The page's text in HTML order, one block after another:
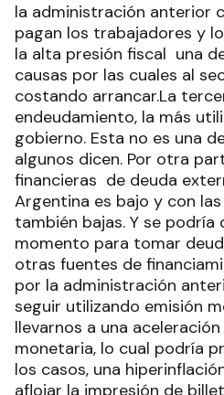
la administración anterior
pagan los trabajadores y
la alta presión fiscal una
causas por las cuales al
costando arrancar.La
endeudamiento, la más
gobierno. Esta no es una
algunos dicen. Por otra
financieras de deuda
Argentina es bajo y con
también bajas. Y se podría
momento para tomar
otras fuentes de
por la administración
seguir utilizando emisión
llevarnos a una
monetaria, lo cual podría
los casos, una
aflojar la impresión de